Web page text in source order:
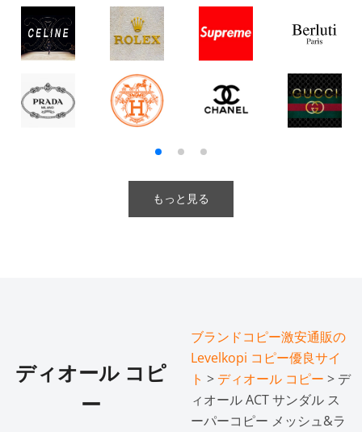
もっと見る
ディオール コピ
ー
ブランドコピー激安通販の
Levelkopi コピー優良サイ
ト > ディオール コピー > デ
ィオール ACT サンダル ス
ーパーコピー メッシュ&ラ